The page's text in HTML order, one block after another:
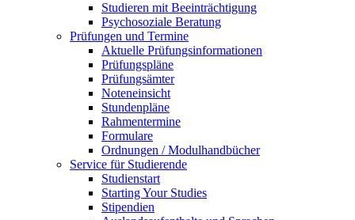
Studieren mit Beeinträchtigung
Psychosoziale Beratung
Prüfungen und Termine
Aktuelle Prüfungsinformationen
Prüfungspläne
Prüfungsämter
Noteneinsicht
Stundenpläne
Rahmentermine
Formulare
Ordnungen / Modulhandbücher
Service für Studierende
Studienstart
Starting Your Studies
Stipendien